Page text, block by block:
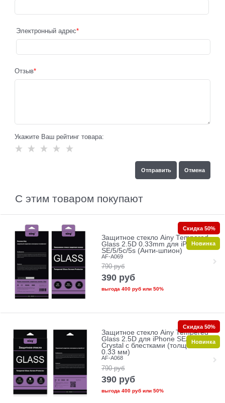
Электронный адрес
Отзыв
Укажите Ваш рейтинг товара:
С этим товаром покупают
Защитное стекло Ainy Tempered
Glass 2.5D 0.33mm для iPhone
SE/5/5c/5s (Анти-шпион)
AF-A069
790 руб
390 руб
выгода 400 рубили 50%
Скидка 50%
Новинка
Защитное стекло Ainy Tempered
Glass 2.5D для iPhone SE/5/5c/5s
Crystal с блестками (толщина
0.33 мм)
AF-A068
790 руб
390 руб
выгода 400 рубили 50%
Скидка 50%
Новинка